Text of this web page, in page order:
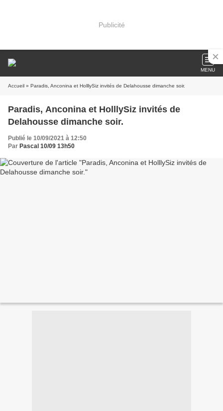
Publicité
MENU
Accueil » Paradis, Anconina et HolllySiz invités de Delahousse dimanche soir.
Paradis, Anconina et HolllySiz invités de
Delahousse dimanche soir.
Publié le 10/09/2021 à 12:50
Par Pascal 10/09 13h50